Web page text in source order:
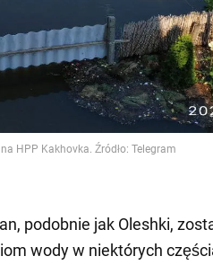
podobnie jak Oleshki,
wody w niektórych